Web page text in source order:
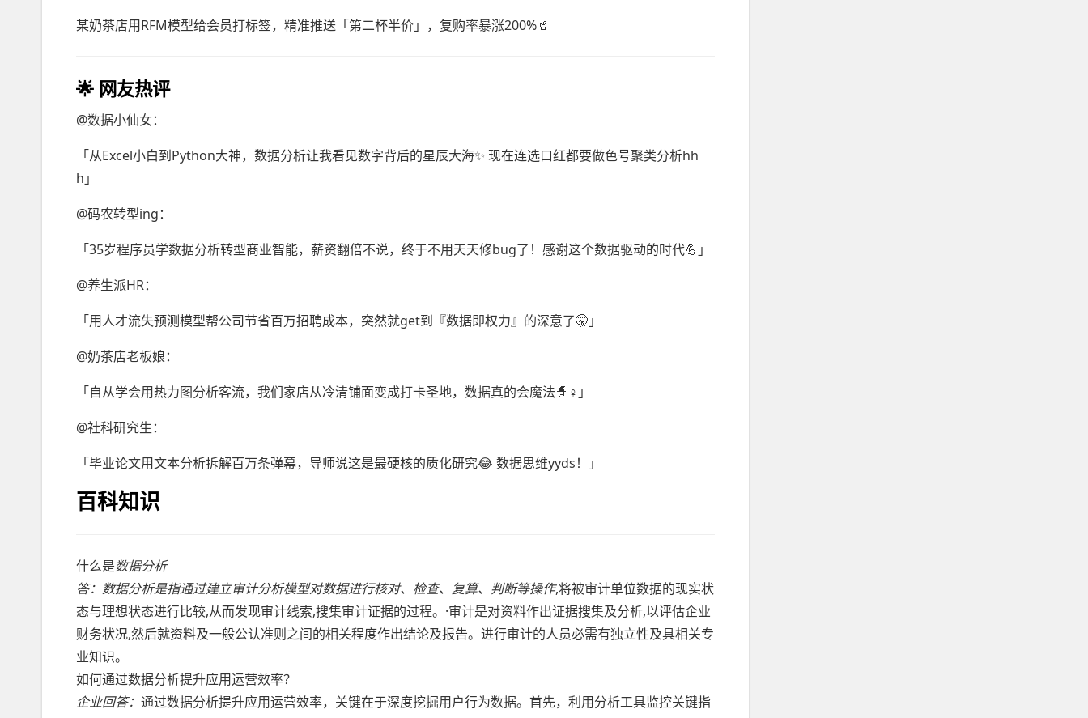
某奶茶店用RFM模型给会员打标签，精准推送「第二杯半价」，复购率暴涨200%🥤
🌟 网友热评
@数据小仙女：
「从Excel小白到Python大神，数据分析让我看见数字背后的星辰大海✨ 现在连选口红都要做色号聚类分析hh
h」
@码农转型ing：
「35岁程序员学数据分析转型商业智能，薪资翻倍不说，终于不用天天修bug了！感谢这个数据驱动的时代💪」
@养生派HR：
「用人才流失预测模型帮公司节省百万招聘成本，突然就get到『数据即权力』的深意了🤫」
@奶茶店老板娘：
「自从学会用热力图分析客流，我们家店从冷清铺面变成打卡圣地，数据真的会魔法🧙♀️」
@社科研究生：
「毕业论文用文本分析拆解百万条弹幕，导师说这是最硬核的质化研究😂 数据思维yyds！」
百科知识
什么是数据分析
答： 数据分析是指通过建立审计分析模型对数据进行核对、检查、复算、判断等操作,将被审计单位数据的现实状
态与理想状态进行比较,从而发现审计线索,搜集审计证据的过程。·审计是对资料作出证据搜集及分析,以评估企业
财务状况,然后就资料及一般公认准则之间的相关程度作出结论及报告。进行审计的人员必需有独立性及具相关专
业知识。
如何通过数据分析提升应用运营效率？
企业回答： 通过数据分析提升应用运营效率，关键在于深度挖掘用户行为数据。首先，利用分析工具监控关键指